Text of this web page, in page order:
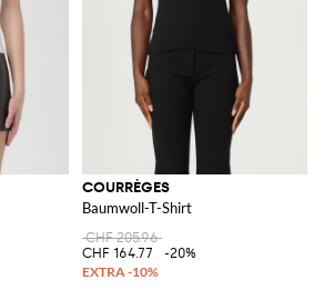
COURRÈGES
Baumwoll-T-Shirt
CHF 205.96
CHF 164.77
-20%